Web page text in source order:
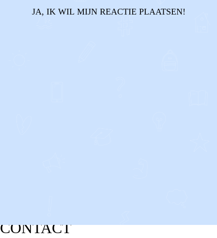
JA, IK WIL MIJN REACTIE PLAATSEN!
CONTACT